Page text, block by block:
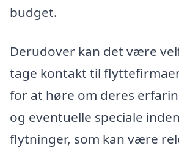
budget.
Derudover kan det være
tage kontakt til
for at høre om deres
og eventuelle speciale
flytninger, som kan være